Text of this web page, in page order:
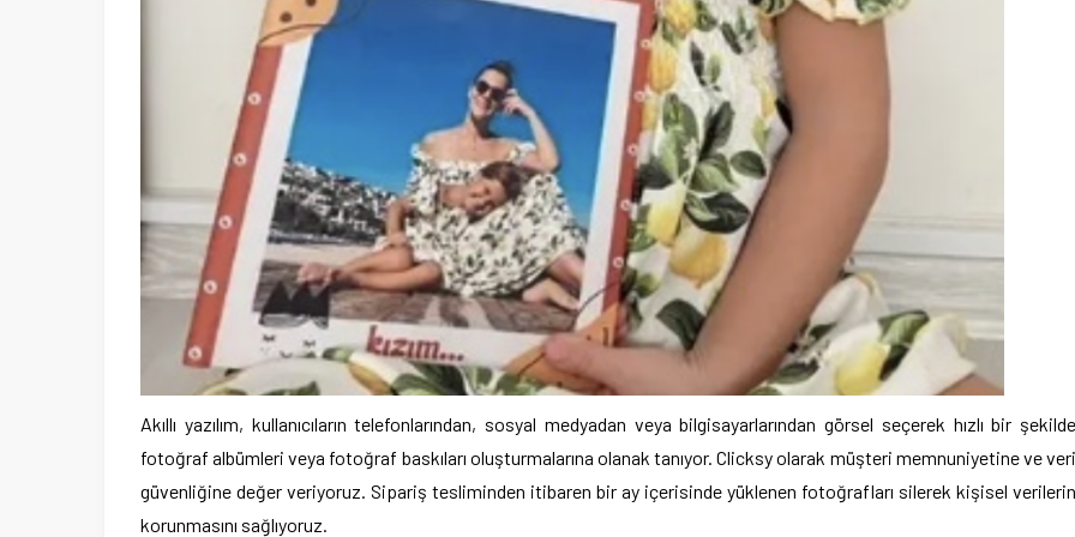
Akıllı yazılım, kullanıcıların telefonlarından, sosyal medyadan veya bilgisayarlarından görsel seçerek hızlı bir şekilde
fotoğraf albümleri veya fotoğraf baskıları oluşturmalarına olanak tanıyor. Clicksy olarak müşteri memnuniyetine ve veri
güvenliğine değer veriyoruz. Sipariş tesliminden itibaren bir ay içerisinde yüklenen fotoğrafları silerek kişisel verilerin
korunmasını sağlıyoruz.